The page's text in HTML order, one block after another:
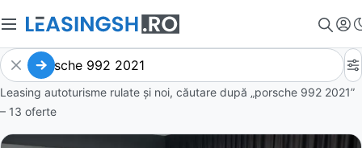
Leasing autoturisme rulate și noi, căutare după „porsche 992 2021”
– 13 oferte